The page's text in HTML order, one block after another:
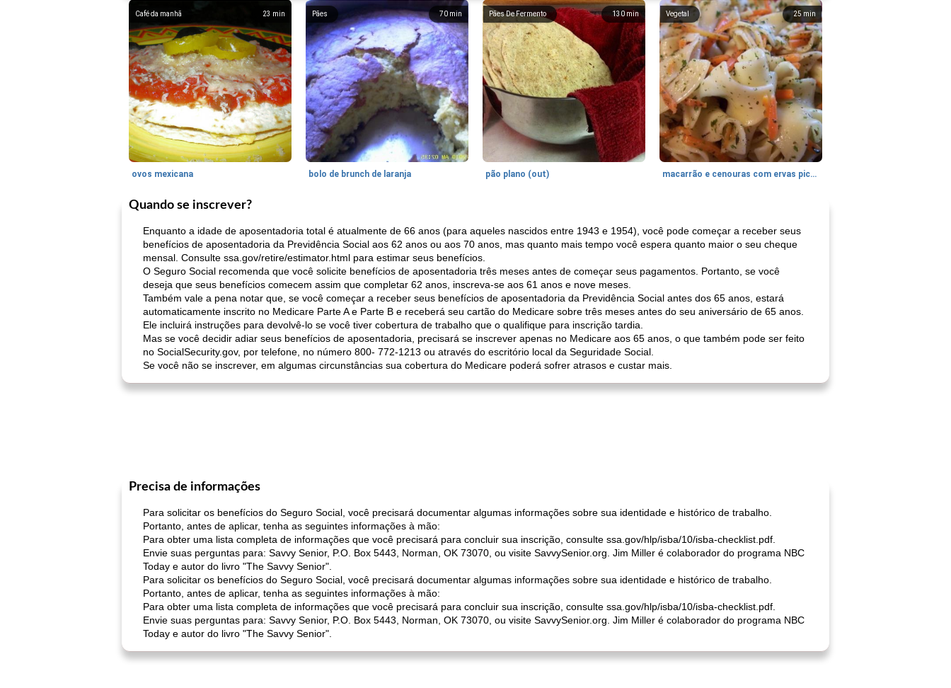
23 min
Café da manhã
ovos mexicana
70 min
Pães
bolo de brunch de laranja
130 min
Pães De Fermento
pão plano (out)
25 min
Vegetal
macarrão e cenouras com ervas picadas
Quando se inscrever?
Enquanto a idade de aposentadoria total é atualmente de 66 anos (para aqueles nascidos entre 1943 e 1954), você pode começar a receber seus
benefícios de aposentadoria da Previdência Social aos 62 anos ou aos 70 anos, mas quanto mais tempo você espera quanto maior o seu cheque
mensal. Consulte ssa.gov/retire/estimator.html para estimar seus benefícios.
O Seguro Social recomenda que você solicite benefícios de aposentadoria três meses antes de começar seus pagamentos. Portanto, se você
deseja que seus benefícios comecem assim que completar 62 anos, inscreva-se aos 61 anos e nove meses.
Também vale a pena notar que, se você começar a receber seus benefícios de aposentadoria da Previdência Social antes dos 65 anos, estará
automaticamente inscrito no Medicare Parte A e Parte B e receberá seu cartão do Medicare sobre três meses antes do seu aniversário de 65 anos.
Ele incluirá instruções para devolvê-lo se você tiver cobertura de trabalho que o qualifique para inscrição tardia.
Mas se você decidir adiar seus benefícios de aposentadoria, precisará se inscrever apenas no Medicare aos 65 anos, o que também pode ser feito
no SocialSecurity.gov, por telefone, no número 800- 772-1213 ou através do escritório local da Seguridade Social.
Se você não se inscrever, em algumas circunstâncias sua cobertura do Medicare poderá sofrer atrasos e custar mais.
Precisa de informações
Para solicitar os benefícios do Seguro Social, você precisará documentar algumas informações sobre sua identidade e histórico de trabalho.
Portanto, antes de aplicar, tenha as seguintes informações à mão:
Para obter uma lista completa de informações que você precisará para concluir sua inscrição, consulte ssa.gov/hlp/isba/10/isba-checklist.pdf.
Envie suas perguntas para: Savvy Senior, P.O. Box 5443, Norman, OK 73070, ou visite SavvySenior.org. Jim Miller é colaborador do programa NBC
Today e autor do livro "The Savvy Senior".
Para solicitar os benefícios do Seguro Social, você precisará documentar algumas informações sobre sua identidade e histórico de trabalho.
Portanto, antes de aplicar, tenha as seguintes informações à mão:
Para obter uma lista completa de informações que você precisará para concluir sua inscrição, consulte ssa.gov/hlp/isba/10/isba-checklist.pdf.
Envie suas perguntas para: Savvy Senior, P.O. Box 5443, Norman, OK 73070, ou visite SavvySenior.org. Jim Miller é colaborador do programa NBC
Today e autor do livro "The Savvy Senior".